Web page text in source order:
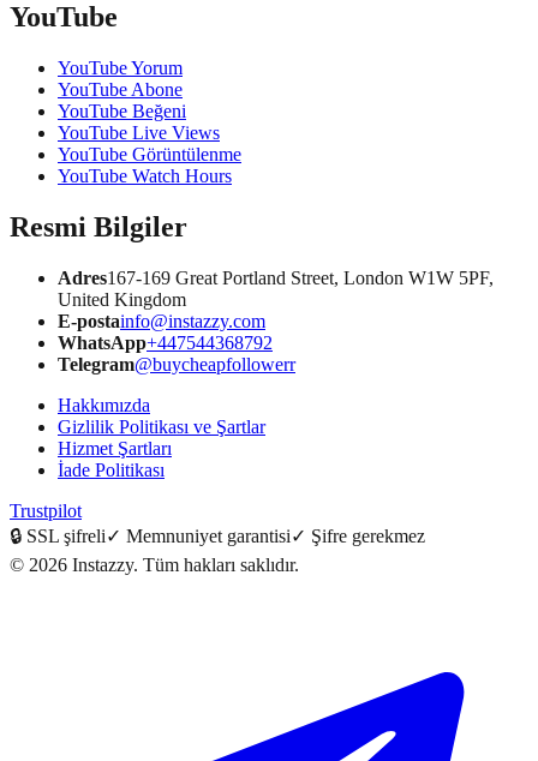
YouTube
YouTube Yorum
YouTube Abone
YouTube Beğeni
YouTube Live Views
YouTube Görüntülenme
YouTube Watch Hours
Resmi Bilgiler
Adres167-169 Great Portland Street, London W1W 5PF,
United Kingdom
E-postainfo@instazzy.com
WhatsApp+447544368792
Telegram@buycheapfollowerr
Hakkımızda
Gizlilik Politikası ve Şartlar
Hizmet Şartları
İade Politikası
Trustpilot
🔒 SSL şifreli✓ Memnuniyet garantisi✓ Şifre gerekmez
© 2026 Instazzy. Tüm hakları saklıdır.